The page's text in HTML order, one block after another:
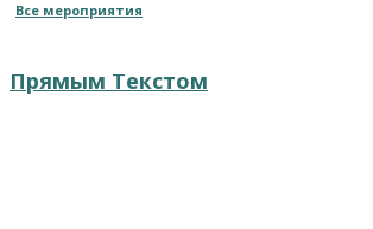
Все мероприятия
Прямым Текстом